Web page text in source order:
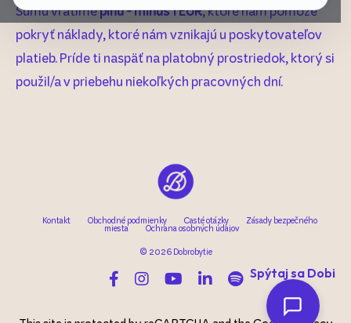
Sumu vrátimeplnú - mínus 1 EUR, ktoré nám pomôže
pokryť náklady, ktoré nám vznikajú u poskytovateľov
platieb. Príde ti naspäť na platobný prostriedok, ktorý si
použil/a v priebehu niekoľkých pracovných dní.
Kontakt Obchodné podmienky Časté otázky Zásady bezpečného
miesta Ochrana osobných údajov
© 2026 Dobrobytie
Spýtaj sa Dobi